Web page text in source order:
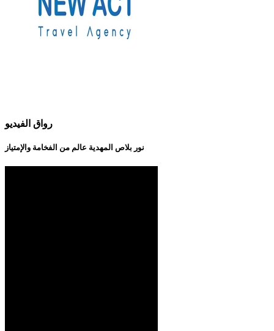
رواق الفيديو
نور بلاص المهدية عالم من الفخامة والإمتياز